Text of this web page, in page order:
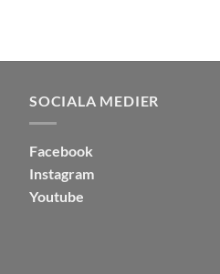
SOCIALA MEDIER
Facebook
Instagram
Youtube